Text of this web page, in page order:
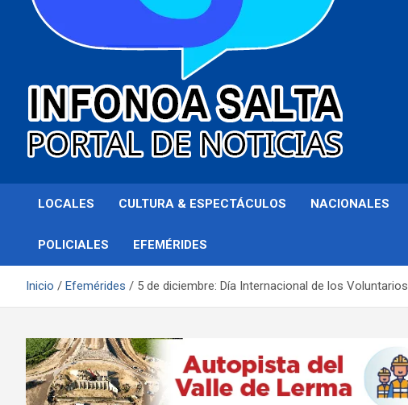
Infonoa Salta
LOCALES CULTURA & ESPECTÁCULOS NACIONALES
POLICIALES EFEMÉRIDES
Inicio Efemérides 5 de diciembre: Día Internacional de los Voluntarios